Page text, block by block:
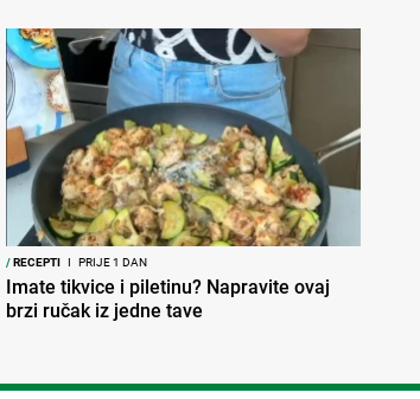
/RECEPTI I PRIJE 1 DAN
Imate tikvice i piletinu? Napravite ovaj
brzi ručak iz jedne tave